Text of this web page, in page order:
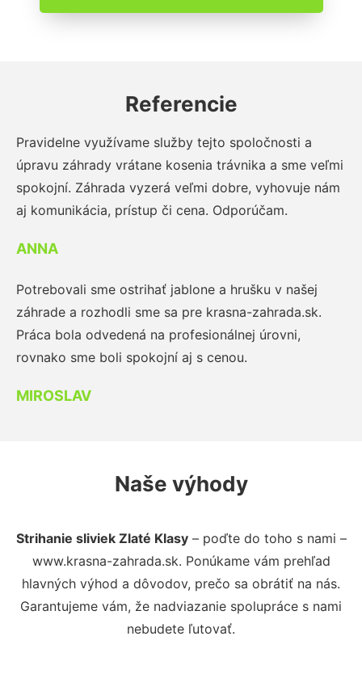
Referencie
Pravidelne využívame služby tejto spoločnosti a
úpravu záhrady vrátane kosenia trávnika a sme veľmi
spokojní. Záhrada vyzerá veľmi dobre, vyhovuje nám
aj komunikácia, prístup či cena. Odporúčam.
ANNA
Potrebovali sme ostrihať jablone a hrušku v našej
záhrade a rozhodli sme sa pre krasna-zahrada.sk.
Práca bola odvedená na profesionálnej úrovni,
rovnako sme boli spokojní aj s cenou.
MIROSLAV
Naše výhody
Strihanie sliviek Zlaté Klasy– poďte do toho s nami –
www.krasna-zahrada.sk. Ponúkame vám prehľad
hlavných výhod a dôvodov, prečo sa obrátiť na nás.
Garantujeme vám, že nadviazanie spolupráce s nami
nebudete ľutovať.